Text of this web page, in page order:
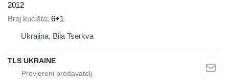
2012
Broj kućišta 6+1
Ukrajina, Bila Tserkva
TLS UKRAINE